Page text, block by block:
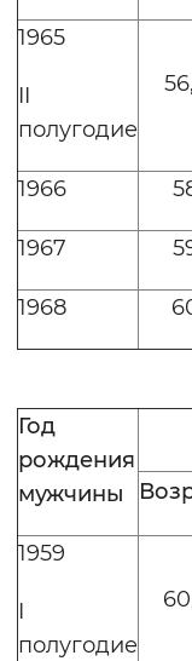
1965
II
полугодие
1966
1967
1968
Год
рождения
мужчины
1959
I
полугодие